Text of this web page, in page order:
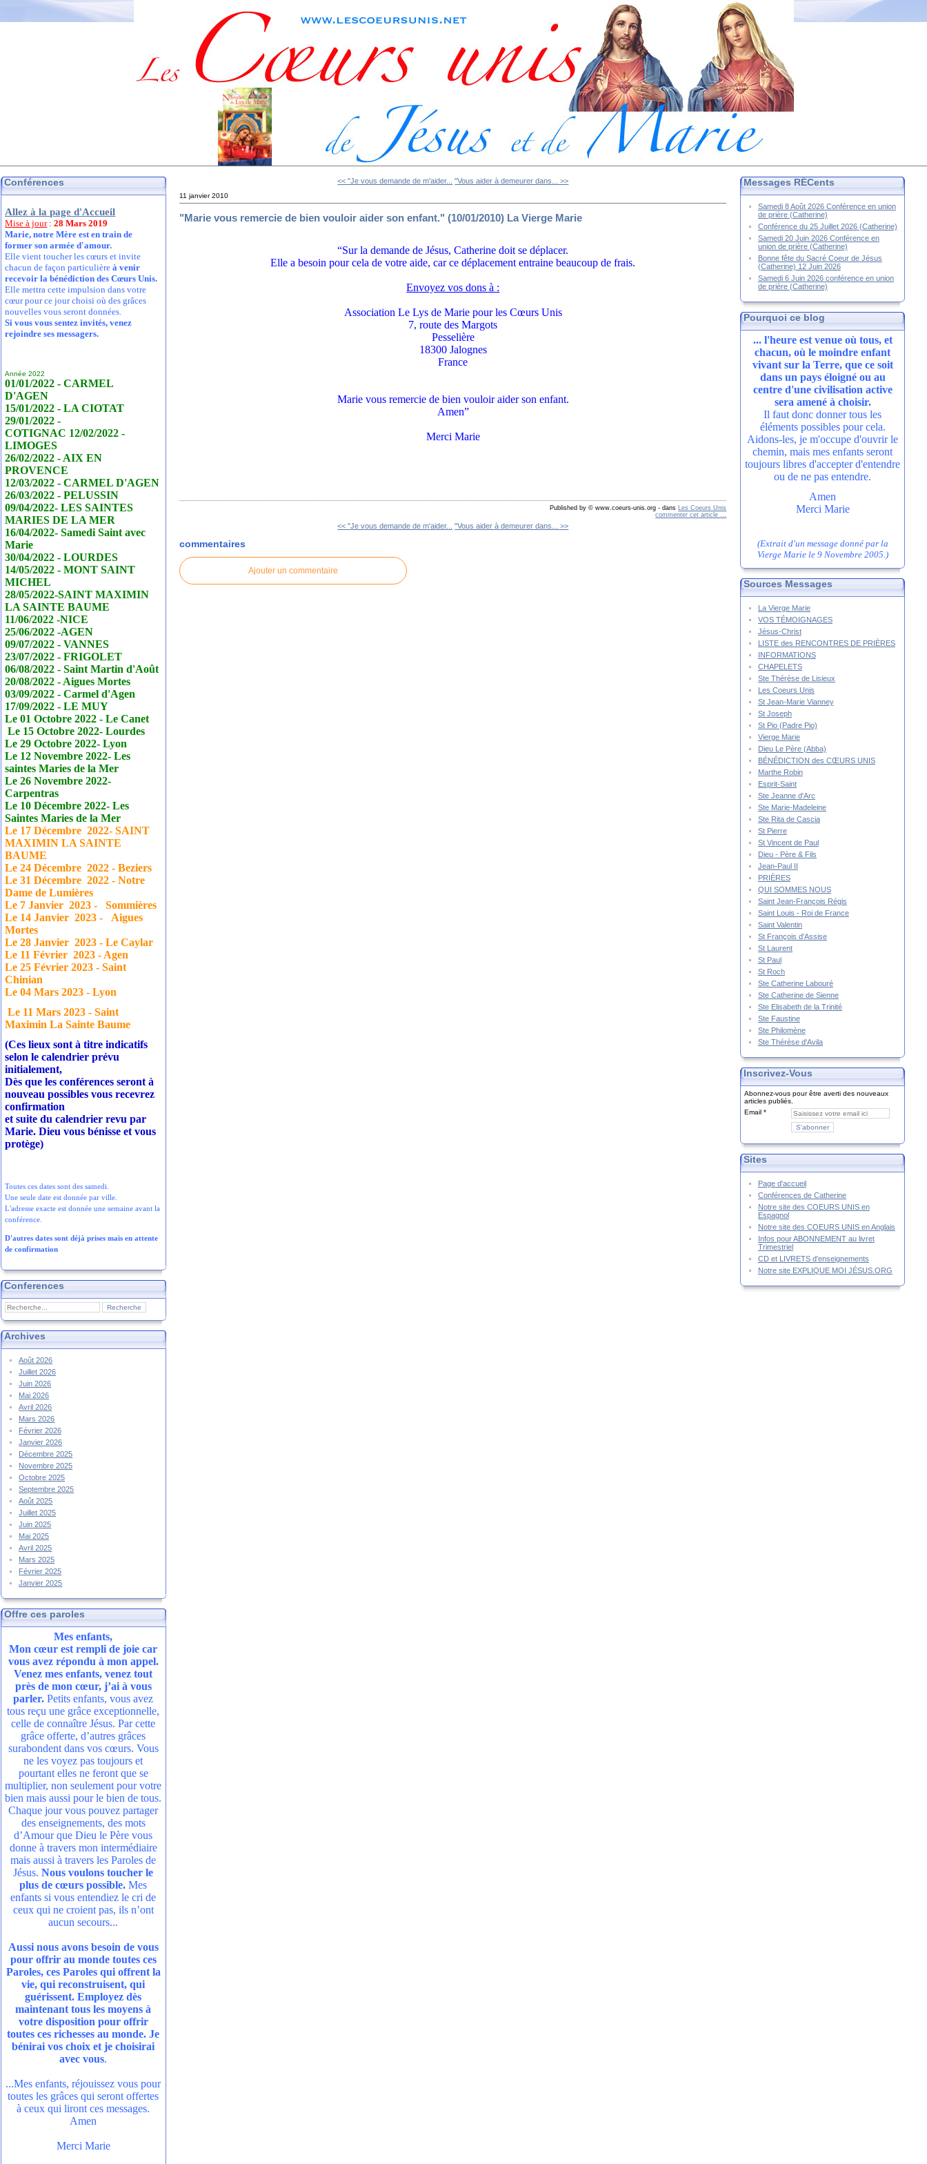
Conférences
Allez à la page d'Accueil
Mise à jour:28 Mars 2019
Marie, notre Mère est en train de
former son armée d'amour.
Elle vient toucher les cœurs et invite
chacun de façon particulièreà venir
recevoir la bénédiction des Cœurs Unis.
Elle mettra cette impulsion dans votre
cœur pour ce jour choisi où des grâces
nouvelles vous seront données.
Si vous vous sentez invités, venez
rejoindre ses messagers.
Année 2022
01/01/2022 - CARMEL
D'AGEN
15/01/2022 - LA CIOTAT
29/01/2022 -
COTIGNAC 12/02/2022 -
LIMOGES
26/02/2022 - AIX EN
PROVENCE
12/03/2022 - CARMEL D'AGEN
26/03/2022 - PELUSSIN
09/04/2022- LES SAINTES
MARIES DE LA MER
16/04/2022- Samedi Saint avec
Marie
30/04/2022 - LOURDES
14/05/2022 - MONT SAINT
MICHEL
28/05/2022-SAINT MAXIMIN
LA SAINTE BAUME
11/06/2022 -NICE
25/06/2022 -AGEN
09/07/2022 - VANNES
23/07/2022 - FRIGOLET
06/08/2022 - Saint Martin d'Août
20/08/2022 - Aigues Mortes
03/09/2022 - Carmel d'Agen
17/09/2022 - LE MUY
Le 01 Octobre 2022 - LeCanet
Le 15 Octobre 2022- Lourdes
Le 29 Octobre 2022- Lyon
Le 12 Novembre 2022- Les
saintes Maries de la Mer
Le 26 Novembre 2022-
Carpentras
Le 10 Décembre 2022- Les
Saintes Maries de la Mer
Le 17Décembre 2022- SAINT
MAXIMIN LA SAINTE
BAUME
Le 24Décembre 2022 - Beziers
Le 31Décembre 2022 - Notre
Dame de Lumières
Le 7 Janvier 2023 - Sommières
Le 14 Janvier 2023 - Aigues
Mortes
Le 28 Janvier 2023 - Le Caylar
Le 11 Février 2023 - Agen
Le 25 Février 2023 - Saint
Chinian
Le 04 Mars 2023 - Lyon
Le 11 Mars 2023 - Saint
Maximin La Sainte Baume
(Ces lieux sont à titre indicatifs
selon le calendrier prévu
initialement,
Dès que les conférences seront à
nouveau possibles vous recevrez
confirmation
et suite du calendrier revu par
Marie. Dieu vous bénisse et vous
protège)
Toutes ces dates sont des samedi.
Une seule date est donnée par ville.
L'adresse exacte est donnée une semaine avant la
conférence.
D'autres dates sont déjà prises mais en attente
de confirmation
Conferences
Archives
Août 2026
Juillet 2026
Juin 2026
Mai 2026
Avril 2026
Mars 2026
Février 2026
Janvier 2026
Décembre 2025
Novembre 2025
Octobre 2025
Septembre 2025
Août 2025
Juillet 2025
Juin 2025
Mai 2025
Avril 2025
Mars 2025
Février 2025
Janvier 2025
Offre ces paroles
Mes enfants,
Mon cœur est rempli de joie car
vous avez répondu à mon appel.
Venez mes enfants, venez tout
près de mon cœur, j’ai à vous
parler. Petits enfants, vous avez
tous reçu une grâce exceptionnelle,
celle de connaître Jésus. Par cette
grâce offerte, d’autres grâces
surabondent dans vos cœurs. Vous
ne les voyez pas toujours et
pourtant elles ne feront que se
multiplier, non seulement pour votre
bien mais aussi pour le bien de tous.
Chaque jour vous pouvez partager
des enseignements, des mots
d’Amour que Dieu le Père vous
donne à travers mon intermédiaire
mais aussi à travers les Paroles de
Jésus.Nous voulons toucher le
plus de cœurs possible. Mes
enfants si vous entendiez le cri de
ceux qui ne croient pas, ils n’ont
aucun secours...
Aussi nous avons besoin de vous
pour offrir au monde toutes ces
Paroles, ces Paroles qui offrent la
vie, qui reconstruisent, qui
guérissent. Employez dès
maintenant tous les moyens à
votre disposition pour offrir
toutes ces richesses au monde. Je
bénirai vos choix et je choisirai
avec vous.
...Mes enfants, réjouissez vous pour
toutes les grâces qui seront offertes
à ceux qui liront ces messages.
Amen
Merci Marie
<< "Je vous demande de m'aider... "Vous aider à demeurer dans... >>
11 janvier 2010
"Marie vous remercie de bien vouloir aider son enfant." (10/01/2010) La Vierge Marie
“Sur la demande de Jésus, Catherine doit se déplacer.
Elle a besoin pour cela de votre aide, car ce déplacement entraine beaucoup de frais.
Envoyez vos dons à :
Association Le Lys de Marie pour les Cœurs Unis
7, route des Margots
Pesselière
18300 Jalognes
France
Marie vous remercie de bien vouloir aider son enfant.
Amen”
Merci Marie
Published by © www.coeurs-unis.org - dans Les Coeurs Unis
commenter cet article …
<< "Je vous demande de m'aider... "Vous aider à demeurer dans... >>
commentaires
Ajouter un commentaire
Messages RÉCents
Samedi 8 Août 2026 Conférence en union
de prière (Catherine)
Conférence du 25 Juillet 2026 (Catherine)
Samedi 20 Juin 2026 Conférence en
union de prière (Catherine)
Bonne fête du Sacré Coeur de Jésus
(Catherine) 12 Juin 2026
Samedi 6 Juin 2026 conférence en union
de prière (Catherine)
Pourquoi ce blog
... l'heure est venue où tous, et
chacun, où le moindre enfant
vivant sur la Terre, que ce soit
dans un pays éloigné ou au
centre d'une civilisation active
sera amené à choisir.
Il faut donc donner tous les
éléments possibles pour cela.
Aidons-les, je m'occupe d'ouvrir le
chemin, mais mes enfants seront
toujours libres d'accepter d'entendre
ou de ne pas entendre.
Amen
Merci Marie
(Extrait d'un message donné par la
Vierge Marie le 9 Novembre 2005.)
Sources Messages
La Vierge Marie
VOS TÉMOIGNAGES
Jésus-Christ
LISTE des RENCONTRES DE PRIÈRES
INFORMATIONS
CHAPELETS
Ste Thérèse de Lisieux
Les Coeurs Unis
St Jean-Marie Vianney
St Joseph
St Pio (Padre Pio)
Vierge Marie
Dieu Le Père (Abba)
BÉNÉDICTION des CŒURS UNIS
Marthe Robin
Esprit-Saint
Ste Jeanne d'Arc
Ste Marie-Madeleine
Ste Rita de Cascia
St Pierre
St Vincent de Paul
Dieu - Père & Fils
Jean-Paul II
PRIÈRES
QUI SOMMES NOUS
Saint Jean-François Régis
Saint Louis - Roi de France
Saint Valentin
St François d'Assise
St Laurent
St Paul
St Roch
Ste Catherine Labouré
Ste Catherine de Sienne
Ste Elisabeth de la Trinité
Ste Faustine
Ste Philomène
Ste Thérèse d'Avila
Inscrivez-Vous
Abonnez-vous pour être averti des nouveaux
articles publiés.
Email
Sites
Page d'accueil
Conférences de Catherine
Notre site des COEURS UNIS en
Espagnol
Notre site des COEURS UNIS en Anglais
Infos pour ABONNEMENT au livret
Trimestriel
CD et LIVRETS d'enseignements
Notre site EXPLIQUE MOI JÉSUS.ORG